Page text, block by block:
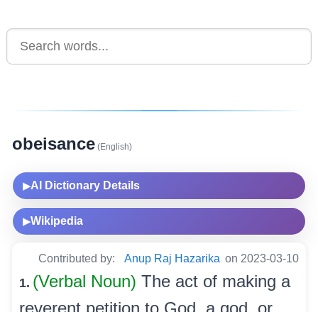
obeisance (English)
▶AI Dictionary Details
▶Wikipedia
Contributed by: Anup Raj Hazarika on 2023-03-10
1. (Verbal Noun) The act of making a